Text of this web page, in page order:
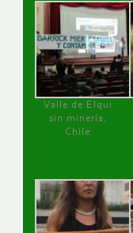
Valle de Elqui
sin minería.
Chile